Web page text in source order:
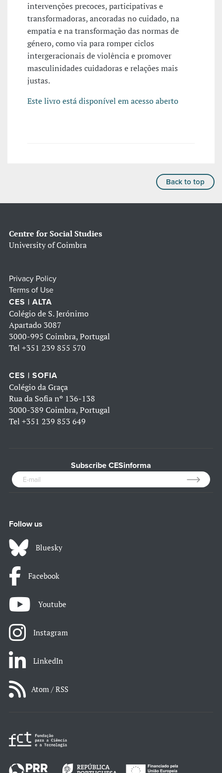
intervenções precoces, participativas e
transformadoras, ancoradas no cuidado, na
empatia e na transformação das normas de
género, como via para romper ciclos
intergeracionais de violência e promover
masculinidades cuidadoras e relações mais
justas.
Este livro está disponível em acesso aberto
Back to top
Centre for Social Studies
University of Coimbra
Privacy Policy
Terms of Use
CES | ALTA
Colégio de S. Jerónimo
Apartado 3087
3000-995 Coimbra, Portugal
Tel +351 239 855 570
CES | SOFIA
Colégio da Graça
Rua da Sofia nº 136-138
3000-389 Coimbra, Portugal
Tel +351 239 853 649
Subscribe CESinforma
Follow us
Bluesky
Facebook
Youtube
Instagram
LinkedIn
Atom / RSS